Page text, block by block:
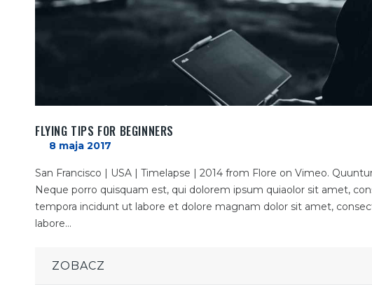
FLYING TIPS FOR BEGINNERS
8 maja 2017
San Francisco | USA | Timelapse | 2014 from Flore on Vimeo.
Neque porro quisquam est, qui dolorem ipsum quiaolor sit amet,
tempora incidunt ut labore et dolore magnam dolor sit amet,
labore…
ZOBACZ